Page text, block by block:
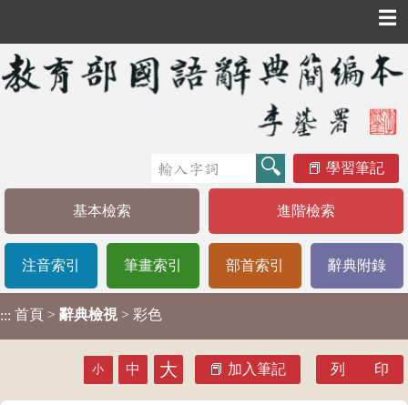
☰
學習筆記
基本檢索 進階檢索
注音索引 筆畫索引 部首索引 辭典附錄
::: 首頁 > 辭典檢視 > 彩色
小 中 大 加入筆記 列 印